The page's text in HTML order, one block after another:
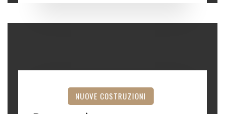
NUOVE COSTRUZIONI